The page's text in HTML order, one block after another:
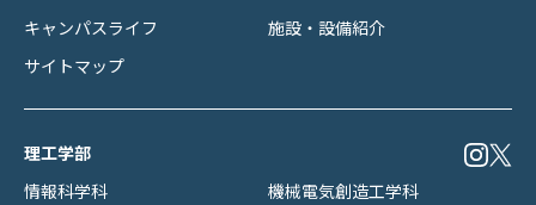
キャンパスライフ
施設・設備紹介
サイトマップ
理工学部
情報科学科
機械電気創造工学科